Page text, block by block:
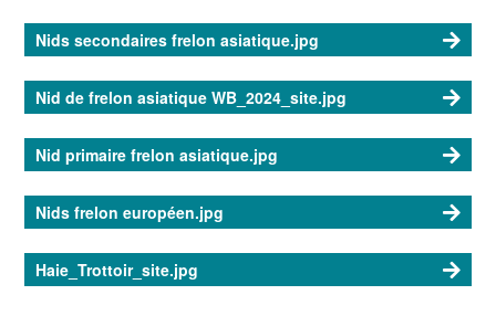
Nids secondaires frelon asiatique.jpg
Nid de frelon asiatique WB_2024_site.jpg
Nid primaire frelon asiatique.jpg
Nids frelon européen.jpg
Haie_Trottoir_site.jpg